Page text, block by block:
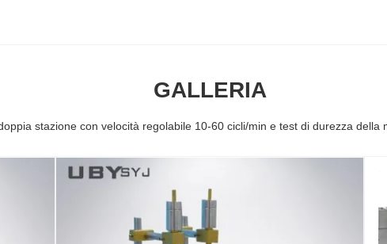
GALLERIA
stazione con velocità regolabile 10-60 cicli/min e test di durezza